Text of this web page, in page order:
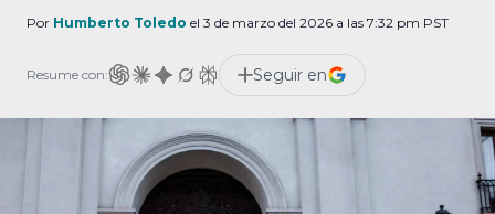
Por Humberto Toledo el 3 de marzo del 2026 a las 7:32 pm PST
Resume con: Seguir en